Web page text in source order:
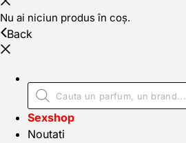
Nu ai niciun produs în coș.
Back
Sexshop
Noutati